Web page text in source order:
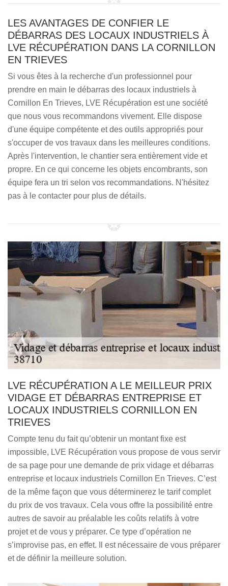
LES AVANTAGES DE CONFIER LE
DÉBARRAS DES LOCAUX INDUSTRIELS À
LVE RÉCUPÉRATION DANS LA CORNILLON
EN TRIEVES
Si vous êtes à la recherche d'un professionnel pour
prendre en main le débarras des locaux industriels à
Cornillon En Trieves, LVE Récupération est une société
que nous vous recommandons vivement. Elle dispose
d'une équipe compétente et des outils appropriés pour
s'occuper de vos travaux dans les meilleures conditions.
Après l'intervention, le chantier sera entièrement vide et
propre. En ce qui concerne les objets encombrants, son
équipe fera un tri selon vos recommandations. N'hésitez
pas à le contacter pour plus de détails.
LVE RÉCUPÉRATION A LE MEILLEUR PRIX
VIDAGE ET DÉBARRAS ENTREPRISE ET
LOCAUX INDUSTRIELS CORNILLON EN
TRIEVES
Compte tenu du fait qu’obtenir un montant fixe est
impossible, LVE Récupération vous propose de vous servir
de sa page pour une demande de prix vidage et débarras
entreprise et locaux industriels Cornillon En Trieves. C’est
de la même façon que vous déterminerez le tarif complet
du prix de vos travaux. Cela vous offre la possibilité entre
autres de savoir au préalable les coûts relatifs à votre
projet et de vous y préparer. Ce type d’opération ne
s’improvise pas, en effet. Il est nécessaire de vous préparer
et de définir la meilleure solution.